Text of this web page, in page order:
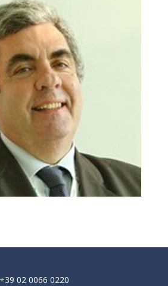
+39 02 0066 0220